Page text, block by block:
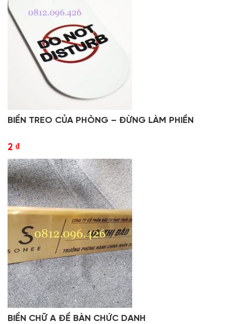
BIỂN TREO CỦA PHÒNG – ĐỪNG LÀM PHIỀN
2 ₫
BIỂN CHỮ A ĐỂ BÀN CHỨC DANH